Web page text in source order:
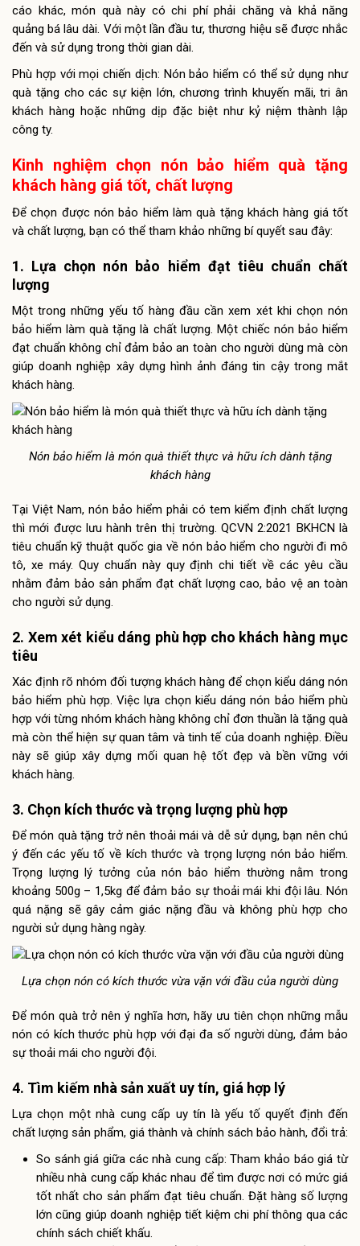
cáo khác, món quà này có chi phí phải chăng và khả năng
quảng bá lâu dài. Với một lần đầu tư, thương hiệu sẽ được nhắc
đến và sử dụng trong thời gian dài.
Phù hợp với mọi chiến dịch: Nón bảo hiểm có thể sử dụng như
quà tặng cho các sự kiện lớn, chương trình khuyến mãi, tri ân
khách hàng hoặc những dịp đặc biệt như kỷ niệm thành lập
công ty.
Kinh nghiệm chọn nón bảo hiểm quà tặng
khách hàng giá tốt, chất lượng
Để chọn được nón bảo hiểm làm quà tặng khách hàng giá tốt
và chất lượng, bạn có thể tham khảo những bí quyết sau đây:
1. Lựa chọn nón bảo hiểm đạt tiêu chuẩn chất
lượng
Một trong những yếu tố hàng đầu cần xem xét khi chọn nón
bảo hiểm làm quà tặng là chất lượng. Một chiếc nón bảo hiểm
đạt chuẩn không chỉ đảm bảo an toàn cho người dùng mà còn
giúp doanh nghiệp xây dựng hình ảnh đáng tin cậy trong mắt
khách hàng.
Nón bảo hiểm là món quà thiết thực và hữu ích dành tặng
khách hàng
Tại Việt Nam, nón bảo hiểm phải có tem kiểm định chất lượng
thì mới được lưu hành trên thị trường. QCVN 2:2021 BKHCN là
tiêu chuẩn kỹ thuật quốc gia về nón bảo hiểm cho người đi mô
tô, xe máy. Quy chuẩn này quy định chi tiết về các yêu cầu
nhằm đảm bảo sản phẩm đạt chất lượng cao, bảo vệ an toàn
cho người sử dụng.
2. Xem xét kiểu dáng phù hợp cho khách hàng mục
tiêu
Xác định rõ nhóm đối tượng khách hàng để chọn kiểu dáng nón
bảo hiểm phù hợp. Việc lựa chọn kiểu dáng nón bảo hiểm phù
hợp với từng nhóm khách hàng không chỉ đơn thuần là tặng quà
mà còn thể hiện sự quan tâm và tinh tế của doanh nghiệp. Điều
này sẽ giúp xây dựng mối quan hệ tốt đẹp và bền vững với
khách hàng.
3. Chọn kích thước và trọng lượng phù hợp
Để món quà tặng trở nên thoải mái và dễ sử dụng, bạn nên chú
ý đến các yếu tố về kích thước và trọng lượng nón bảo hiểm.
Trọng lượng lý tưởng của nón bảo hiểm thường nằm trong
khoảng 500g – 1,5kg để đảm bảo sự thoải mái khi đội lâu. Nón
quá nặng sẽ gây cảm giác nặng đầu và không phù hợp cho
người sử dụng hàng ngày.
Lựa chọn nón có kích thước vừa vặn với đầu của người dùng
Để món quà trở nên ý nghĩa hơn, hãy ưu tiên chọn những mẫu
nón có kích thước phù hợp với đại đa số người dùng, đảm bảo
sự thoải mái cho người đội.
4. Tìm kiếm nhà sản xuất uy tín, giá hợp lý
Lựa chọn một nhà cung cấp uy tín là yếu tố quyết định đến
chất lượng sản phẩm, giá thành và chính sách bảo hành, đổi trả:
So sánh giá giữa các nhà cung cấp: Tham khảo báo giá từ
nhiều nhà cung cấp khác nhau để tìm được nơi có mức giá
tốt nhất cho sản phẩm đạt tiêu chuẩn. Đặt hàng số lượng
lớn cũng giúp doanh nghiệp tiết kiệm chi phí thông qua các
chính sách chiết khấu.